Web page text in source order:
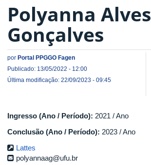
Polyanna Alves
Gonçalves
por Portal PPGGO Fagen
Publicado: 13/05/2022 - 12:00
Última modificação: 22/09/2023 - 09:45
Ingresso (Ano / Período): 2021 / Ano
Conclusão (Ano / Período): 2023 / Ano
Lattes
polyannaag@ufu.br